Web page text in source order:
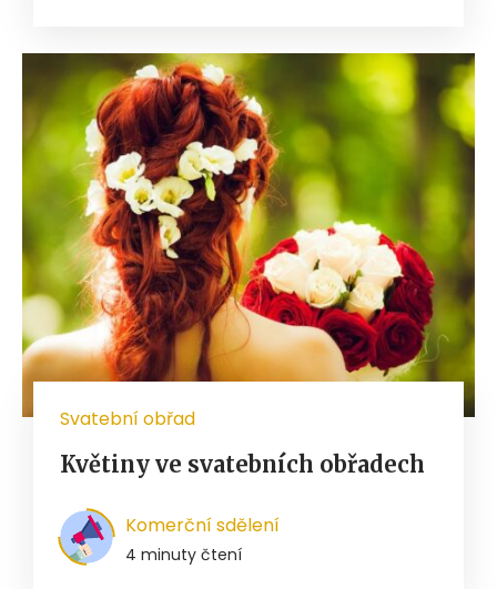
Svatební obřad
Květiny ve svatebních obřadech
Komerční sdělení
4 minuty čtení